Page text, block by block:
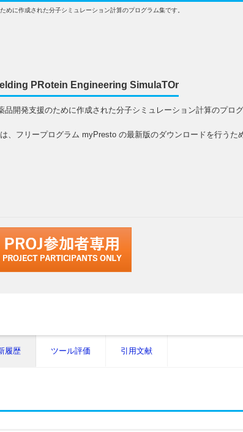
に作成された分子シミュレーション計算のプログラム集です。
PRotein Engineering SimulaTOr
品開発支援のために作成された分子シミュレーション計算のプロ
、フリープログラム myPresto の最新版のダウンロードを行うた
履歴 ツール評価 引用文献